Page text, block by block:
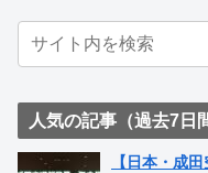
人気の記事（過去7日
【日本・成